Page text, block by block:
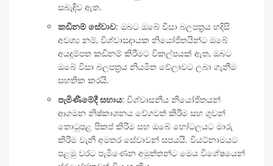
සබැඳිව ඇත.
කඩිනම් සේවාව: ඔබට ඔබේ වීසා බලපත්‍රය හදිසි
අවශ්‍ය නම්, විශ්වාසදායක නියෝජිතයින්ට ඔබේ
අයදුම්පත කඩිනම් කිරීමට විකල්පයක් ඇත, ඔබට
ඔබේ වීසා බලපත්‍රය නියමිත වේලාවට ලබා ගැනීම
සහතික කරයි.
පැමිණීමේදී සහාය: විශ්වාසනීය නියෝජිතයන්
ආගමන නිෂ්කාශනය වේගවත් කිරීම සහ ගුවන්
තොටුපළ පිකප් කිරීම සහ ඔබේ හෝටලයට මාරු
කිරීම වැනි අමතර සේවාවන් සපයයි. වියට්නාමයට
පළමු වරට පැමිණෙන අමුත්තන්ට මෙය විශේෂයෙන්